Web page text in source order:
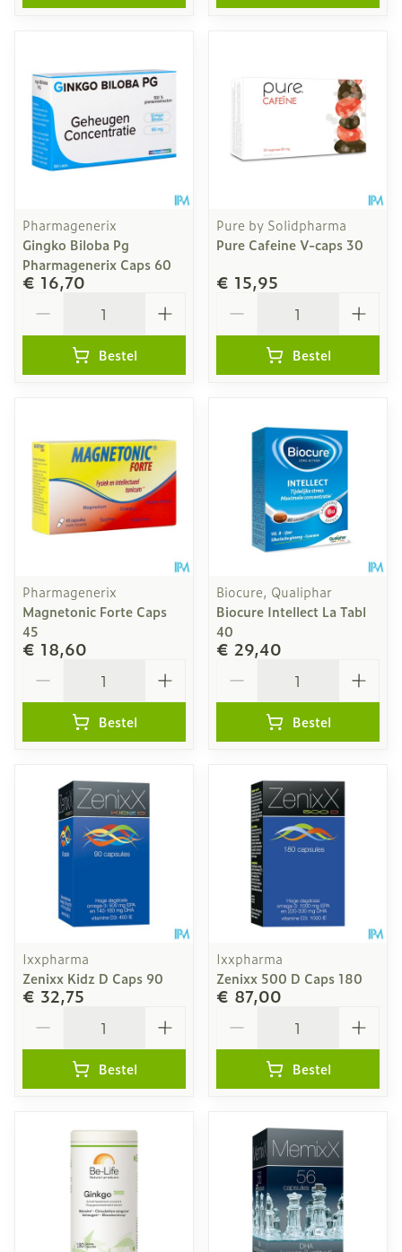
Pharmagenerix
Gingko Biloba Pg
Pharmagenerix Caps 60
€ 16,70
Bestel
Pure by Solidpharma
Pure Cafeine V-caps 30
€ 15,95
Bestel
Pharmagenerix
Magnetonic Forte Caps
45
€ 18,60
Bestel
Biocure, Qualiphar
Biocure Intellect La Tabl
40
€ 29,40
Bestel
Ixxpharma
Zenixx Kidz D Caps 90
€ 32,75
Bestel
Ixxpharma
Zenixx 500 D Caps 180
€ 87,00
Bestel